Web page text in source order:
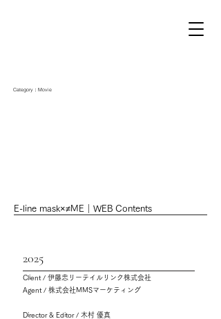
Category：Movie
E-line mask×≠ME｜WEB Contents
2025
Client / 伊藤忠リーテイルリンク株式会社
Agent / 株式会社MMSマーケティング
Director & Editor / 木村 優真